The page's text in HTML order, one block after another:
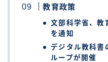
教育政策
文部科学省、教
を通知
デジタル教科書
ループが開催